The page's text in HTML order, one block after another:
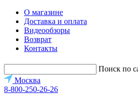
О магазине
Доставка и оплата
Видеообзоры
Возврат
Контакты
Поиск по
Москва
8-800-250-26-26